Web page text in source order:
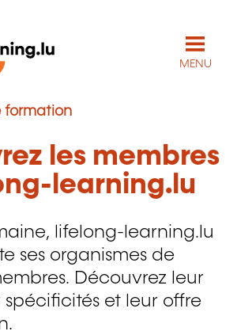
MENU
formation
les membres
learning.lu
lifelong-learning.lu
ses organismes de
Découvrez leur
spécificités et leur offre